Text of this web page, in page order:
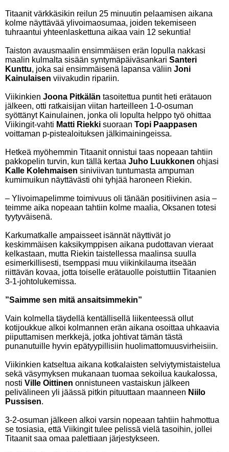
Titaanit värkkäsikin reilun 25 minuutin pelaamisen aikana
kolme näyttävää ylivoimaosumaa, joiden tekemiseen
tuhraantui yhteenlaskettuna aikaa vain 12 sekuntia!
Taiston avausmaalin ensimmäisen erän lopulla nakkasi
maalin kulmalta sisään syntymäpäiväsankari Santeri
Kunttu, joka sai ensimmäisenä lapansa väliin Joni
Kainulaisen viivakudin ripariin.
Viikinkien Joona Pitkälän tasoitettua puntit heti erätauon
jälkeen, otti ratkaisijan viitan harteilleen 1-0-osuman
syöttänyt Kainulainen, jonka oli lopulta helppo työ ohittaa
Viikingit-vahti Matti Riekki suoraan Topi Paappasen
voittaman p-pistealoituksen jälkimainingeissa.
Hetkeä myöhemmin Titaanit onnistui taas nopeaan tahtiin
pakkopelin turvin, kun tällä kertaa Juho Luukkonen ohjasi
Kalle Kolehmaisen siniviivan tuntumasta ampuman
kumimuikun näyttävästi ohi tyhjää haroneen Riekin.
– Ylivoimapelimme toimivuus oli tänään positiivinen asia –
teimme aika nopeaan tahtiin kolme maalia, Oksanen totesi
tyytyväisenä.
Karkumatkalle ampaisseet isännät näyttivät jo
keskimmäisen kaksikymppisen aikana pudottavan vieraat
kelkastaan, mutta Riekin taistellessa maalinsa suulla
esimerkillisesti, tsemppasi muu viikinkilauma itseään
riittävän kovaa, jotta toiselle erätauolle poistuttiin Titaanien
3-1-johtolukemissa.
”Saimme sen mitä ansaitsimmekin”
Vain kolmella täydellä kentällisellä liikenteessä ollut
kotijoukkue alkoi kolmannen erän aikana osoittaa uhkaavia
piiputtamisen merkkejä, jotka johtivat tämän tästä
punanutuille hyvin epätyypillisiin huolimattomuusvirheisiin.
Viikinkien katseltua aikana kotkalaisten selviytymistaistelua
sekä väsymyksen mukanaan tuomaa sekoilua kaukalossa,
nosti Ville Oittinen onnistuneen vastaiskun jälkeen
pelivälineen yli jäässä pitkin pituuttaan maanneen Niilo
Pussisen.
3-2-osuman jälkeen alkoi varsin nopeaan tahtiin hahmottua
se tosiasia, että Viikingit tulee pelissä vielä tasoihin, jollei
Titaanit saa omaa palettiaan järjestykseen.